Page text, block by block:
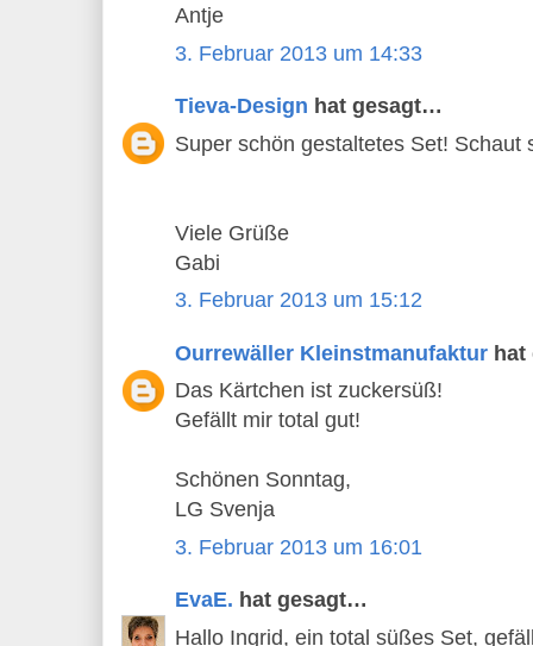
Antje
3. Februar 2013 um 14:33
Tieva-Design hat gesagt…
Super schön gestaltetes Set! Schaut
Viele Grüße
Gabi
3. Februar 2013 um 15:12
Ourrewäller Kleinstmanufaktur
Das Kärtchen ist zuckersüß!
Gefällt mir total gut!
Schönen Sonntag,
LG Svenja
3. Februar 2013 um 16:01
EvaE. hat gesagt…
Hallo Ingrid, ein total süßes Set,